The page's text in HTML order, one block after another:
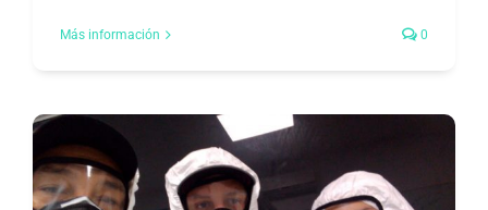
Más información 0